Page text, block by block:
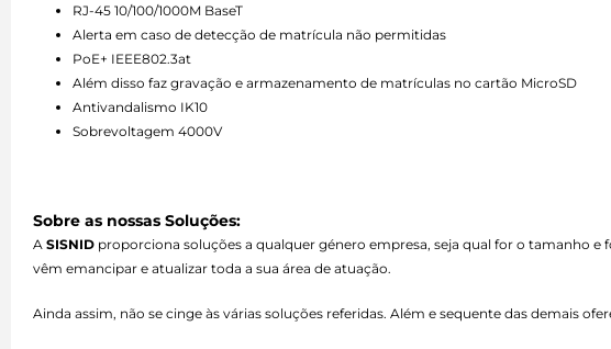
RJ-45 10/100/1000M BaseT
Alerta em caso de detecção de matrícula não permitidas
PoE+ IEEE802.3at
Além disso faz gravação e armazenamento de matrículas no cartão MicroSD
Antivandalismo IK10
Sobrevoltagem 4000V
Sobre as nossas Soluções:
A SISNID proporciona soluções a qualquer género empresa, seja qual for o tamanho
vêm emancipar e atualizar toda a sua área de atuação.
Ainda assim, não se cinge às várias soluções referidas. Além e sequente das demais